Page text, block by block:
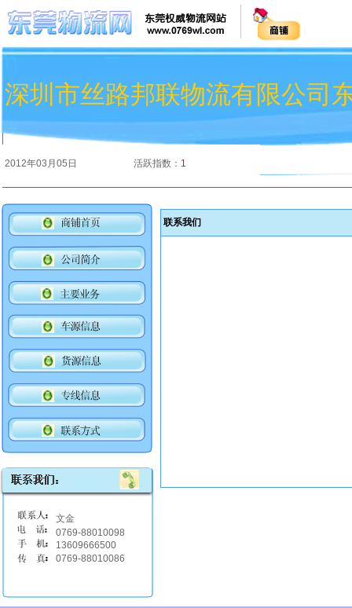
深圳市丝路邦联物流有限公司
2012年03月05日 活跃指数： 1
联系我们
文金
0769-88010098
13609666500
0769-88010086